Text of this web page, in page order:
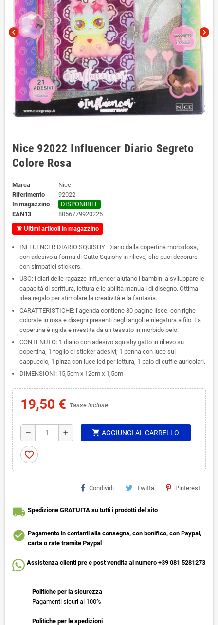
chevron_left chevron_right
Nice 92022 Influencer Diario Segreto
Colore Rosa
Marca
Nice
Riferimento
92022
In magazzino
DISPONIBILE
EAN13
8056779920225
notifications_active Ultimi articoli in magazzino
INFLUENCER DIARIO SQUISHY: Diario dalla copertina morbidosa,
con adesivo a forma di Gatto Squishy in rilievo, che puoi decorare
con simpatici stickers.
USO: i diari delle ragazze influencer aiutano i bambini a sviluppare le
capacità di scrittura, lettura e le abilità manuali di disegno. Ottima
idea regalo per stimolare la creatività e la fantasia.
CARATTERISTICHE: l’agenda contiene 80 pagine lisce, con righe
colorate in rosa e disegni presenti negli angoli e rilegatura a filo. La
copertina è rigida e rivestita da un tessuto in morbido pelo.
CONTENUTO: 1 diario con adesivo squishy gatto in rilievo su
copertina, 1 foglio di sticker adesivi, 1 penna con luce sul
cappuccio, 1 pinza con luce led per lettura, 1 paio di cuffie auricolari.
DIMENSIONI: 15,5cm x 12cm x 1,5cm
19,50 € Tasse incluse
remove add shopping_cart AGGIUNGI AL CARRELLO
favorite_border
Condividi Twitta Pinterest
local_shipping Spedizione GRATUITA su tutti i prodotti del sito
check_circle Pagamento in contanti alla consegna, con bonifico, con Paypal,
carta o rate tramite Paypal
Assistenza clienti pre e post vendita al numero +39 081 5281273
Politiche per la sicurezza
Pagamenti sicuri al 100%
Politiche per le spedizioni